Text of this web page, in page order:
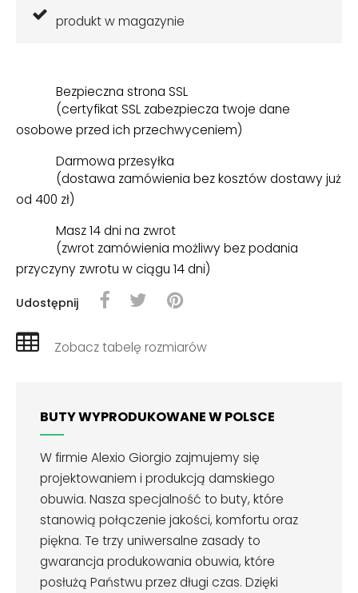
produkt w magazynie
Bezpieczna strona SSL
(certyfikat SSL zabezpiecza twoje dane
osobowe przed ich przechwyceniem)
Darmowa przesyłka
(dostawa zamówienia bez kosztów dostawy już
od 400 zł)
Masz 14 dni na zwrot
(zwrot zamówienia możliwy bez podania
przyczyny zwrotu w ciągu 14 dni)
Udostępnij
Zobacz tabelę rozmiarów
BUTY WYPRODUKOWANE W POLSCE
W firmie Alexio Giorgio zajmujemy się
projektowaniem i produkcją damskiego
obuwia. Nasza specjalność to buty, które
stanowią połączenie jakości, komfortu oraz
piękna. Te trzy uniwersalne zasady to
gwarancja produkowania obuwia, które
posłużą Państwu przez długi czas. Dzięki